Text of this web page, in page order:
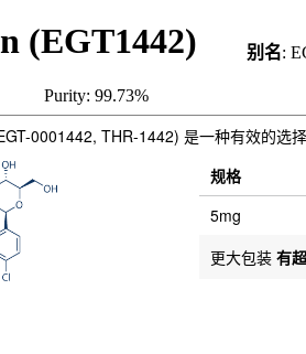
(EGT1442) 别名:
Purity: 99.73%
0001442, THR-1442) 是一种有效的选
规格
5mg
更大包装 有